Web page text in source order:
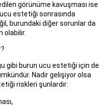
görünüme kavuşması ise
estetiği sonrasında
burundaki diğer sorunlar da
olabilir.
gibi burun ucu estetiği için de
Nadir gelişiyor olsa
riskleri şunlardır: